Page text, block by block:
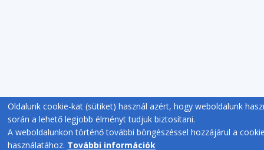
Oldalunk cookie-kat (sütiket) használ azért, hogy weboldalunk
során a lehető legjobb élményt tudjuk biztosítani.
A weboldalunkon történő további böngészéssel hozzájárul a
használatához. További információk